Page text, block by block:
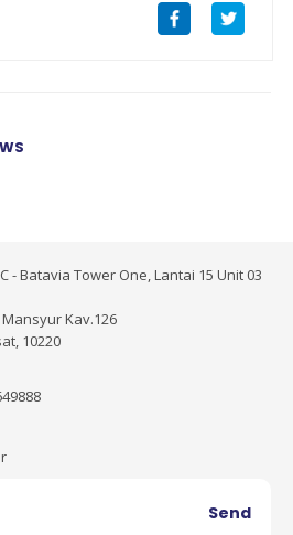
- Batavia Tower One, Lantai 15 Unit 03
Mansyur Kav.126
10220
Send